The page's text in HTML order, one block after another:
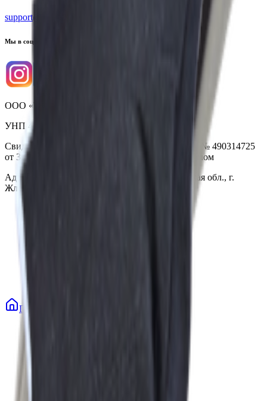
support@yoda.by
Мы в соцсетях
ООО «Торговая сеть «Продмир»
УНП 490314725
Свидетельство о государственной регистрации № 490314725
от 30.05.2003г выдано Гомельским облисполкомом
Адрес: 247210, Республика Беларусь, Гомельская обл., г.
Жлобин, ул. Козлова 2-А
Главная